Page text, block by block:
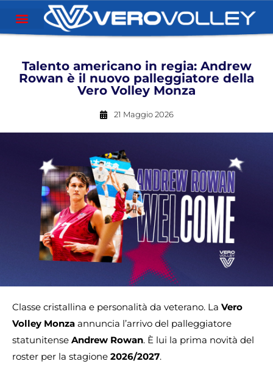
Talento americano in regia: Andrew
Rowan è il nuovo palleggiatore della
Vero Volley Monza
21 Maggio 2026
Classe cristallina e personalità da veterano. La Vero
Volley Monza annuncia l’arrivo del palleggiatore
statunitense Andrew Rowan. È lui la prima novità del
roster per la stagione 2026/2027.